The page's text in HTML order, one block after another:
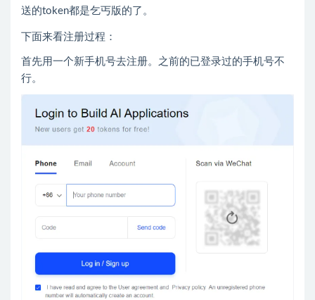
送的token都是乞丐版的了。
下面来看注册过程：
首先用一个新手机号去注册。之前的已登录过的手机号不
行。